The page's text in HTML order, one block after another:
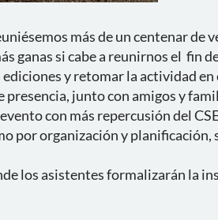
más de un centenar
ganas si cabe a reunirnos el fin
y retomar la actividad
junto con amigos y
con más repercusión del
por organización y
los asistentes formalizarán la